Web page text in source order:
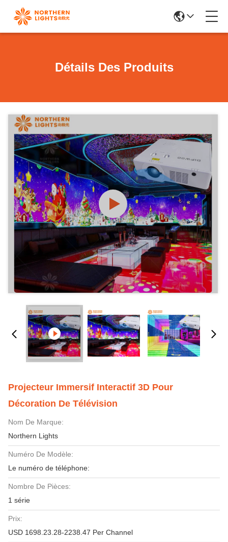
Détails Des Produits
Projecteur Immersif Interactif 3D Pour
Décoration De Télévision
Nom De Marque:
Northern Lights
Numéro De Modèle:
Le numéro de téléphone:
Nombre De Pièces:
1 série
Prix:
USD 1698.23.28-2238.47 Per Channel